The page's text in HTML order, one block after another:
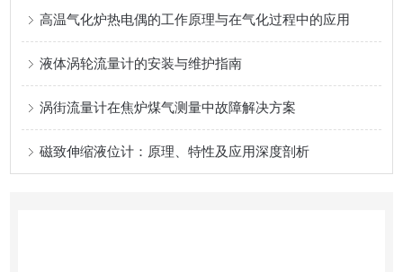
高温气化炉热电偶的工作原理与在气化过程中的应用
液体涡轮流量计的安装与维护指南
涡街流量计在焦炉煤气测量中故障解决方案
磁致伸缩液位计：原理、特性及应用深度剖析